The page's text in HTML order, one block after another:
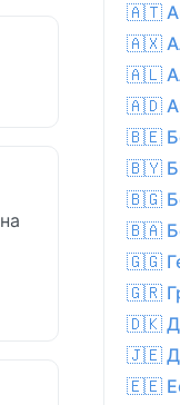
🇦🇹
🇦🇽
🇦🇱
🇦🇩
🇧🇪
🇧🇾
🇧🇬
🇧🇦
🇬🇬
🇬🇷
🇩🇰
🇯🇪
🇪🇪